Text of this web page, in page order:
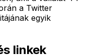
a Twitter
egyik
linkek